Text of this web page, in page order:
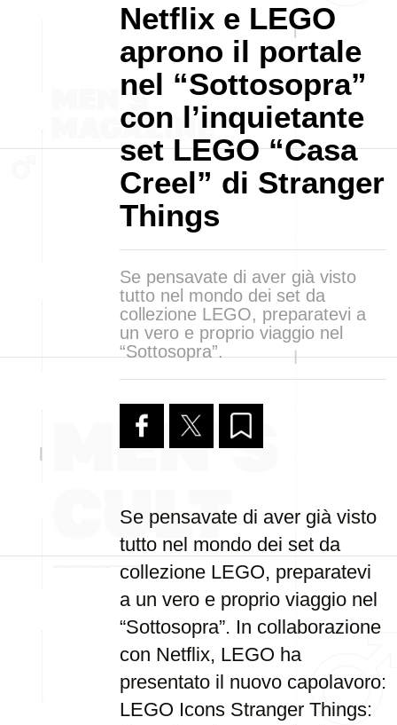
Netflix e LEGO
aprono il portale
nel “Sottosopra”
con l’inquietante
set LEGO “Casa
Creel” di Stranger
Things
Se pensavate di aver già visto
tutto nel mondo dei set da
collezione LEGO, preparatevi a
un vero e proprio viaggio nel
“Sottosopra”.
Se pensavate di aver già visto
tutto nel mondo dei set da
collezione LEGO, preparatevi
a un vero e proprio viaggio nel
“Sottosopra”. In collaborazione
con Netflix, LEGO ha
presentato il nuovo capolavoro:
LEGO Icons Stranger Things: